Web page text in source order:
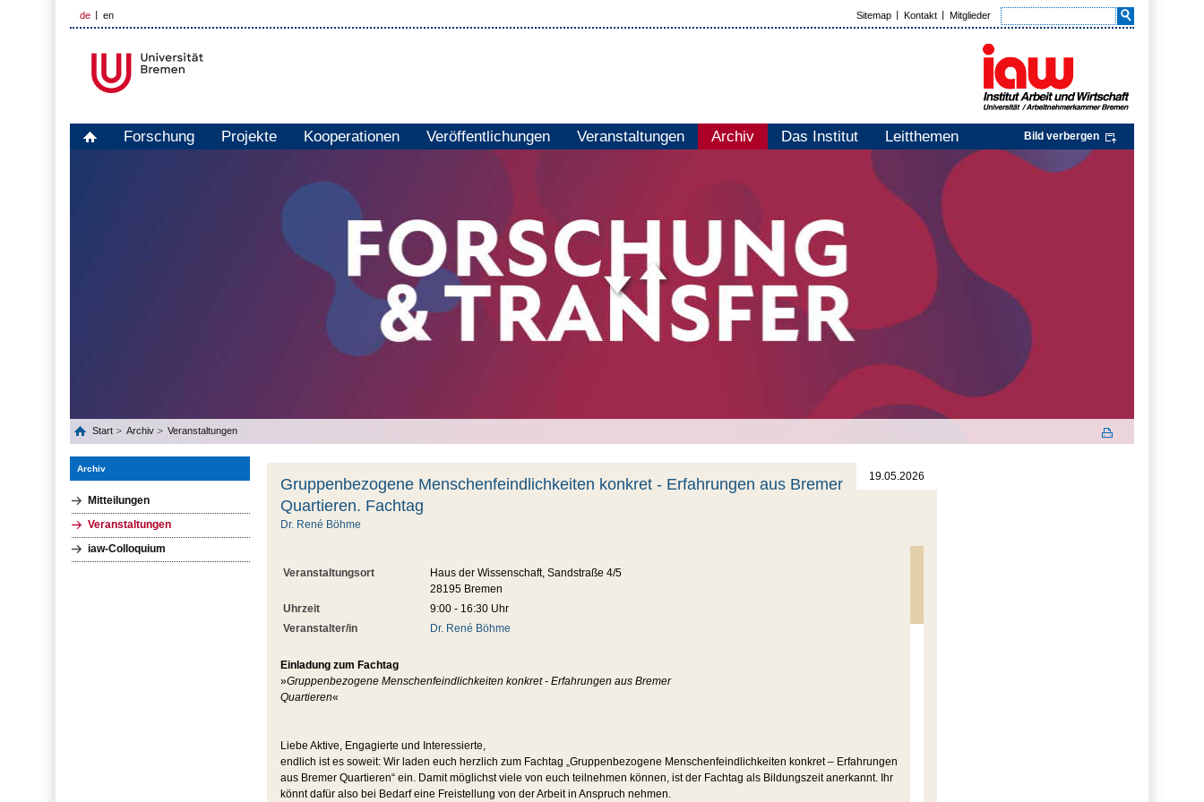
de en Sitemap Kontakt Mitglieder
Forschung Projekte Kooperationen Veröffentlichungen Veranstaltungen Archiv Das Institut Leitthemen Bild verbergen
Start Archiv Veranstaltungen
Archiv
Mitteilungen
Veranstaltungen
iaw-Colloquium
19.05.2026
Gruppenbezogene Menschenfeindlichkeiten konkret - Erfahrungen aus Bremer
Quartieren. Fachtag
Dr. René Böhme
Veranstaltungsort
Haus der Wissenschaft, Sandstraße 4/5
28195 Bremen
Uhrzeit
9:00 - 16:30 Uhr
Veranstalter/in
Dr. René Böhme
Einladung zum Fachtag
»Gruppenbezogene Menschenfeindlichkeiten konkret - Erfahrungen aus Bremer
Quartieren«
Liebe Aktive, Engagierte und Interessierte,
endlich ist es soweit: Wir laden euch herzlich zum Fachtag „Gruppenbezogene Menschenfeindlichkeiten konkret – Erfahrungen
aus Bremer Quartieren“ ein. Damit möglichst viele von euch teilnehmen können, ist der Fachtag als Bildungszeit anerkannt. Ihr
könnt dafür also bei Bedarf eine Freistellung von der Arbeit in Anspruch nehmen.